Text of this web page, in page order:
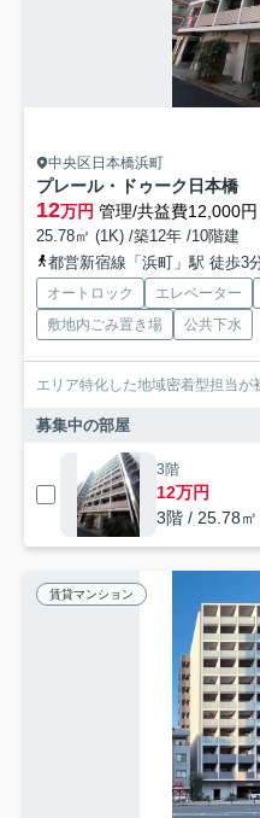
中央区日本橋浜町
プレール・ドゥーク日本橋
12万円 管理/共益費12,000円
25.78㎡ (1K) /築12年 /10階建
都営新宿線「浜町」駅 徒歩3
オートロック エレベーター
敷地内ごみ置き場
公共下水
エリア特化した地域密着型担当が
募集中の部屋
3階
12万円
3階 / 25.78
賃貸マンション